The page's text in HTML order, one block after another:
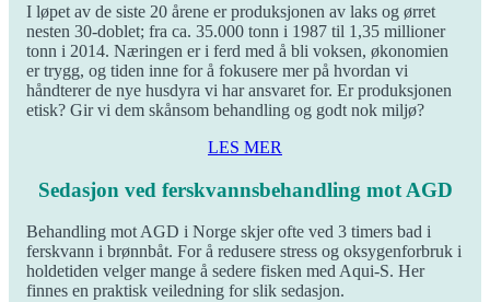
I løpet av de siste 20 årene er produksjonen av laks og ørret
nesten 30-doblet; fra ca. 35.000 tonn i 1987 til 1,35 millioner
tonn i 2014. Næringen er i ferd med å bli voksen, økonomien
er trygg, og tiden inne for å fokusere mer på hvordan vi
håndterer de nye husdyra vi har ansvaret for. Er produksjonen
etisk? Gir vi dem skånsom behandling og godt nok miljø?
LES MER
Sedasjon ved ferskvannsbehandling mot AGD
Behandling mot AGD i Norge skjer ofte ved 3 timers bad i
ferskvann i brønnbåt. For å redusere stress og oksygenforbruk i
holdetiden velger mange å sedere fisken med Aqui-S. Her
finnes en praktisk veiledning for slik sedasjon.